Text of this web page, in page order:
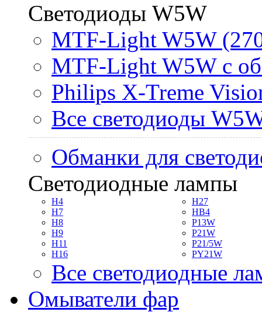
Светодиоды W5W
MTF-Light W5W
MTF-Light W5W с
Philips X-Treme
Все светодиоды
Обманки для
Светодиодные лампы
H4
H7
H8
H9
H11
H16
H27
HB4
P13W
P21W
P21/5W
PY21W
Все светодиодные
Омыватели фар